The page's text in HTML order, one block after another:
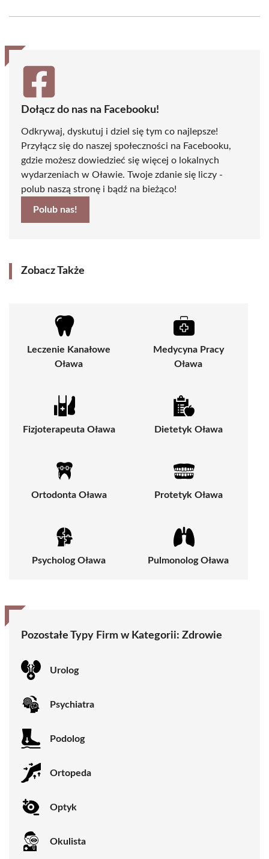
(Twitter)
Dołącz do nas na Facebooku!
Odkrywaj, dyskutuj i dziel się tym co najlepsze!
Przyłącz się do naszej społeczności na Facebooku,
gdzie możesz dowiedzieć się więcej o lokalnych
wydarzeniach w Oławie. Twoje zdanie się liczy -
polub naszą stronę i bądź na bieżąco!
Polub nas!
Zobacz Także
Leczenie Kanałowe
Oława
Medycyna Pracy
Oława
Fizjoterapeuta Oława Dietetyk Oława
Ortodonta Oława Protetyk Oława
Psycholog Oława Pulmonolog Oława
Pozostałe Typy Firm w Kategorii: Zdrowie
Urolog
Psychiatra
Podolog
Ortopeda
Optyk
Okulista